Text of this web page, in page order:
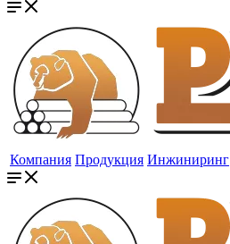
Компания Продукция Инжиниринг